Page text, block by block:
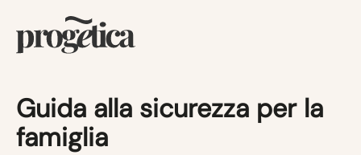
Guida alla sicurezza per la
famiglia